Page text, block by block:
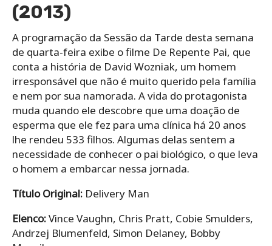
(2013)
A programação da Sessão da Tarde desta semana
de quarta-feira exibe o filme De Repente Pai, que
conta a história de David Wozniak, um homem
irresponsável que não é muito querido pela família
e nem por sua namorada. A vida do protagonista
muda quando ele descobre que uma doação de
esperma que ele fez para uma clínica há 20 anos
lhe rendeu 533 filhos. Algumas delas sentem a
necessidade de conhecer o pai biológico, o que leva
o homem a embarcar nessa jornada.
Título Original: Delivery Man
Elenco:Vince Vaughn, Chris Pratt, Cobie Smulders,
Andrzej Blumenfeld, Simon Delaney, Bobby